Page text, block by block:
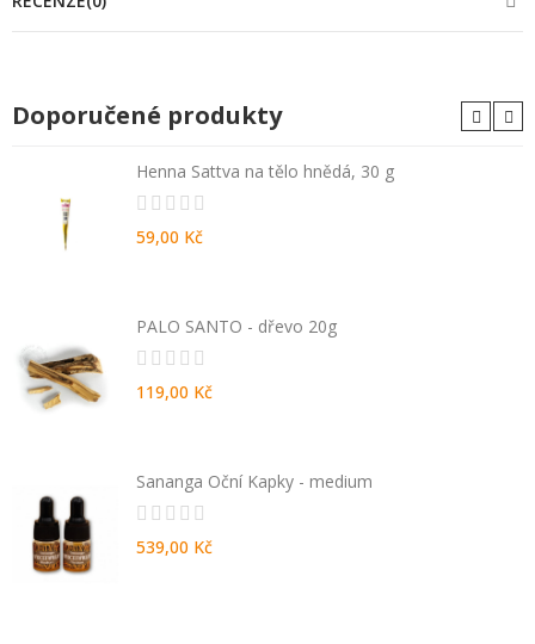
Doporučené produkty
Henna Sattva na tělo hnědá, 30 g
59,00 Kč
PALO SANTO - dřevo 20g
119,00 Kč
Sananga Oční Kapky - medium
539,00 Kč